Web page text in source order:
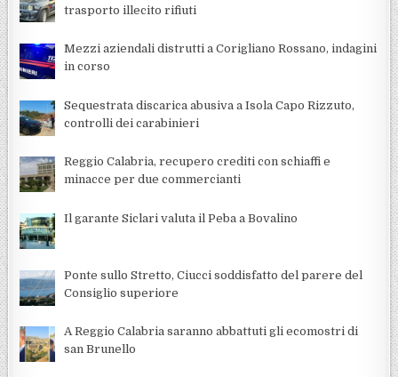
trasporto illecito rifiuti
Mezzi aziendali distrutti a Corigliano Rossano, indagini
in corso
Sequestrata discarica abusiva a Isola Capo Rizzuto,
controlli dei carabinieri
Reggio Calabria, recupero crediti con schiaffi e
minacce per due commercianti
Il garante Siclari valuta il Peba a Bovalino
Ponte sullo Stretto, Ciucci soddisfatto del parere del
Consiglio superiore
A Reggio Calabria saranno abbattuti gli ecomostri di
san Brunello